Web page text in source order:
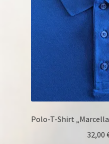
Polo-T-Shirt
32,00